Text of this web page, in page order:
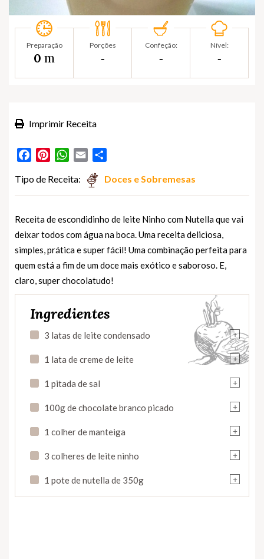
Preparação
0 m
Porções
‐
Confeção:
‐
Nível:
‐
Imprimir Receita
FacebookPinterestWhatsApp
Email
Tipo de Receita: Doces e Sobremesas
Receita de escondidinho de leite Ninho com Nutella que vai
deixar todos com água na boca. Uma receita deliciosa,
simples, prática e super fácil! Uma combinação perfeita para
quem está a fim de um doce mais exótico e saboroso. E,
claro, super chocolatudo!
Ingredientes
+
3 latas de leite condensado
+
1 lata de creme de leite
+
1 pitada de sal
+
100g de chocolate branco picado
+
1 colher de manteiga
+
3 colheres de leite ninho
+
1 pote de nutella de 350g